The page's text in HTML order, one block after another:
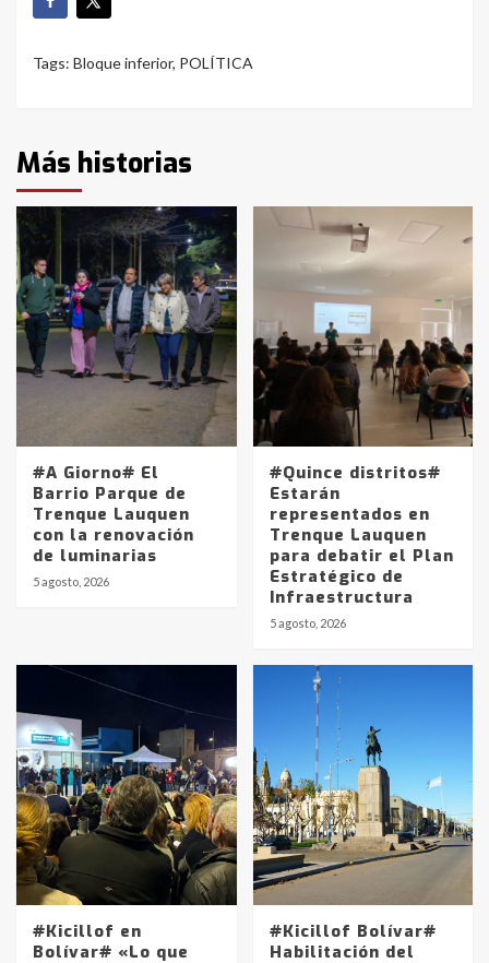
Tags: Bloque inferior, POLÍTICA
Más historias
#A Giorno# El
Barrio Parque de
Trenque Lauquen
con la renovación
de luminarias
5 agosto, 2026
#Quince distritos#
Estarán
representados en
Trenque Lauquen
para debatir el Plan
Estratégico de
Infraestructura
5 agosto, 2026
#Kicillof en
Bolívar# «Lo que
#Kicillof Bolívar#
Habilitación del